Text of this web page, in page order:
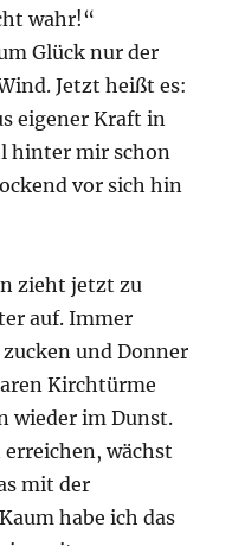
wahr!“
Glück nur der
Jetzt heißt es:
eigener Kraft in
hinter mir schon
vor sich hin
zieht jetzt zu
auf. Immer
und Donner
Kirchtürme
wieder im Dunst.
wächst
mit der
habe ich das